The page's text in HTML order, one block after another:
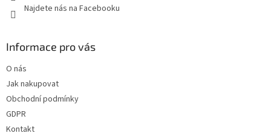
Najdete nás na Facebooku
Informace pro vás
O nás
Jak nakupovat
Obchodní podmínky
GDPR
Kontakt